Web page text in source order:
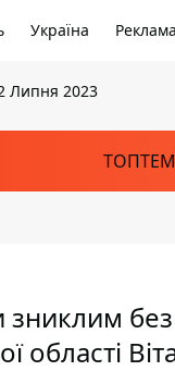
Україна Реклама
Липня 2023
зниклим
області